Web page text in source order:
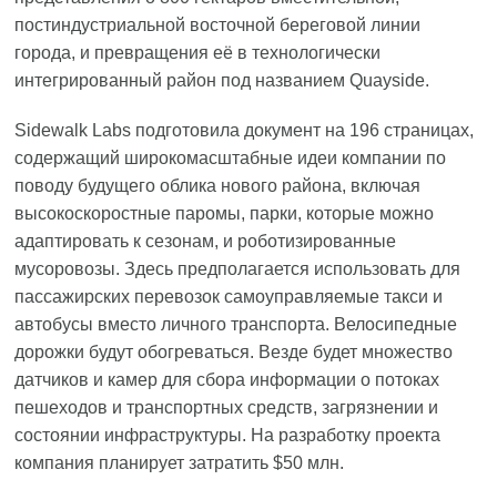
постиндустриальной восточной береговой линии
города, и превращения её в технологически
интегрированный район под названием Quayside.
Sidewalk Labs подготовила документ на 196 страницах,
содержащий широкомасштабные идеи компании по
поводу будущего облика нового района, включая
высокоскоростные паромы, парки, которые можно
адаптировать к сезонам, и роботизированные
мусоровозы. Здесь предполагается использовать для
пассажирских перевозок самоуправляемые такси и
автобусы вместо личного транспорта. Велосипедные
дорожки будут обогреваться. Везде будет множество
датчиков и камер для сбора информации о потоках
пешеходов и транспортных средств, загрязнении и
состоянии инфраструктуры. На разработку проекта
компания планирует затратить $50 млн.